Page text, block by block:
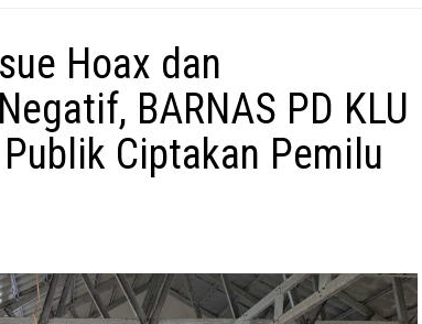
Hoax dan
BARNAS PD KLU
Ciptakan Pemilu